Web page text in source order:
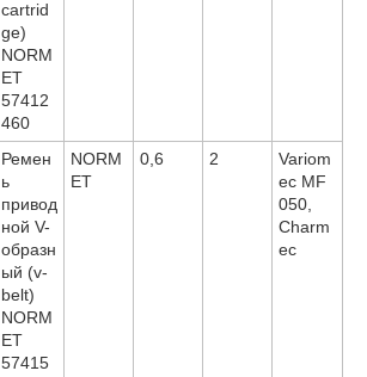
cartrid
ge)
NORM
ET
57412
460
Ремен
ь
привод
ной V-
образн
ый (v-
belt)
NORM
ET
57415
NORM
ET
0,6 2
Variom
ec MF
050,
Charm
ec